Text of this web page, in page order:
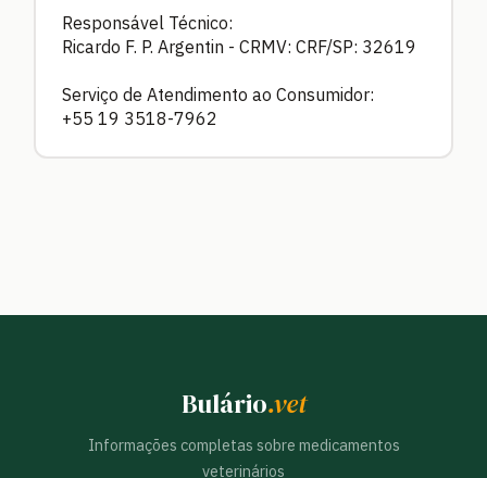
Responsável Técnico:
Ricardo F. P. Argentin - CRMV: CRF/SP: 32619
Serviço de Atendimento ao Consumidor:
+55 19 3518-7962
Bulário.vet
Informações completas sobre medicamentos
veterinários